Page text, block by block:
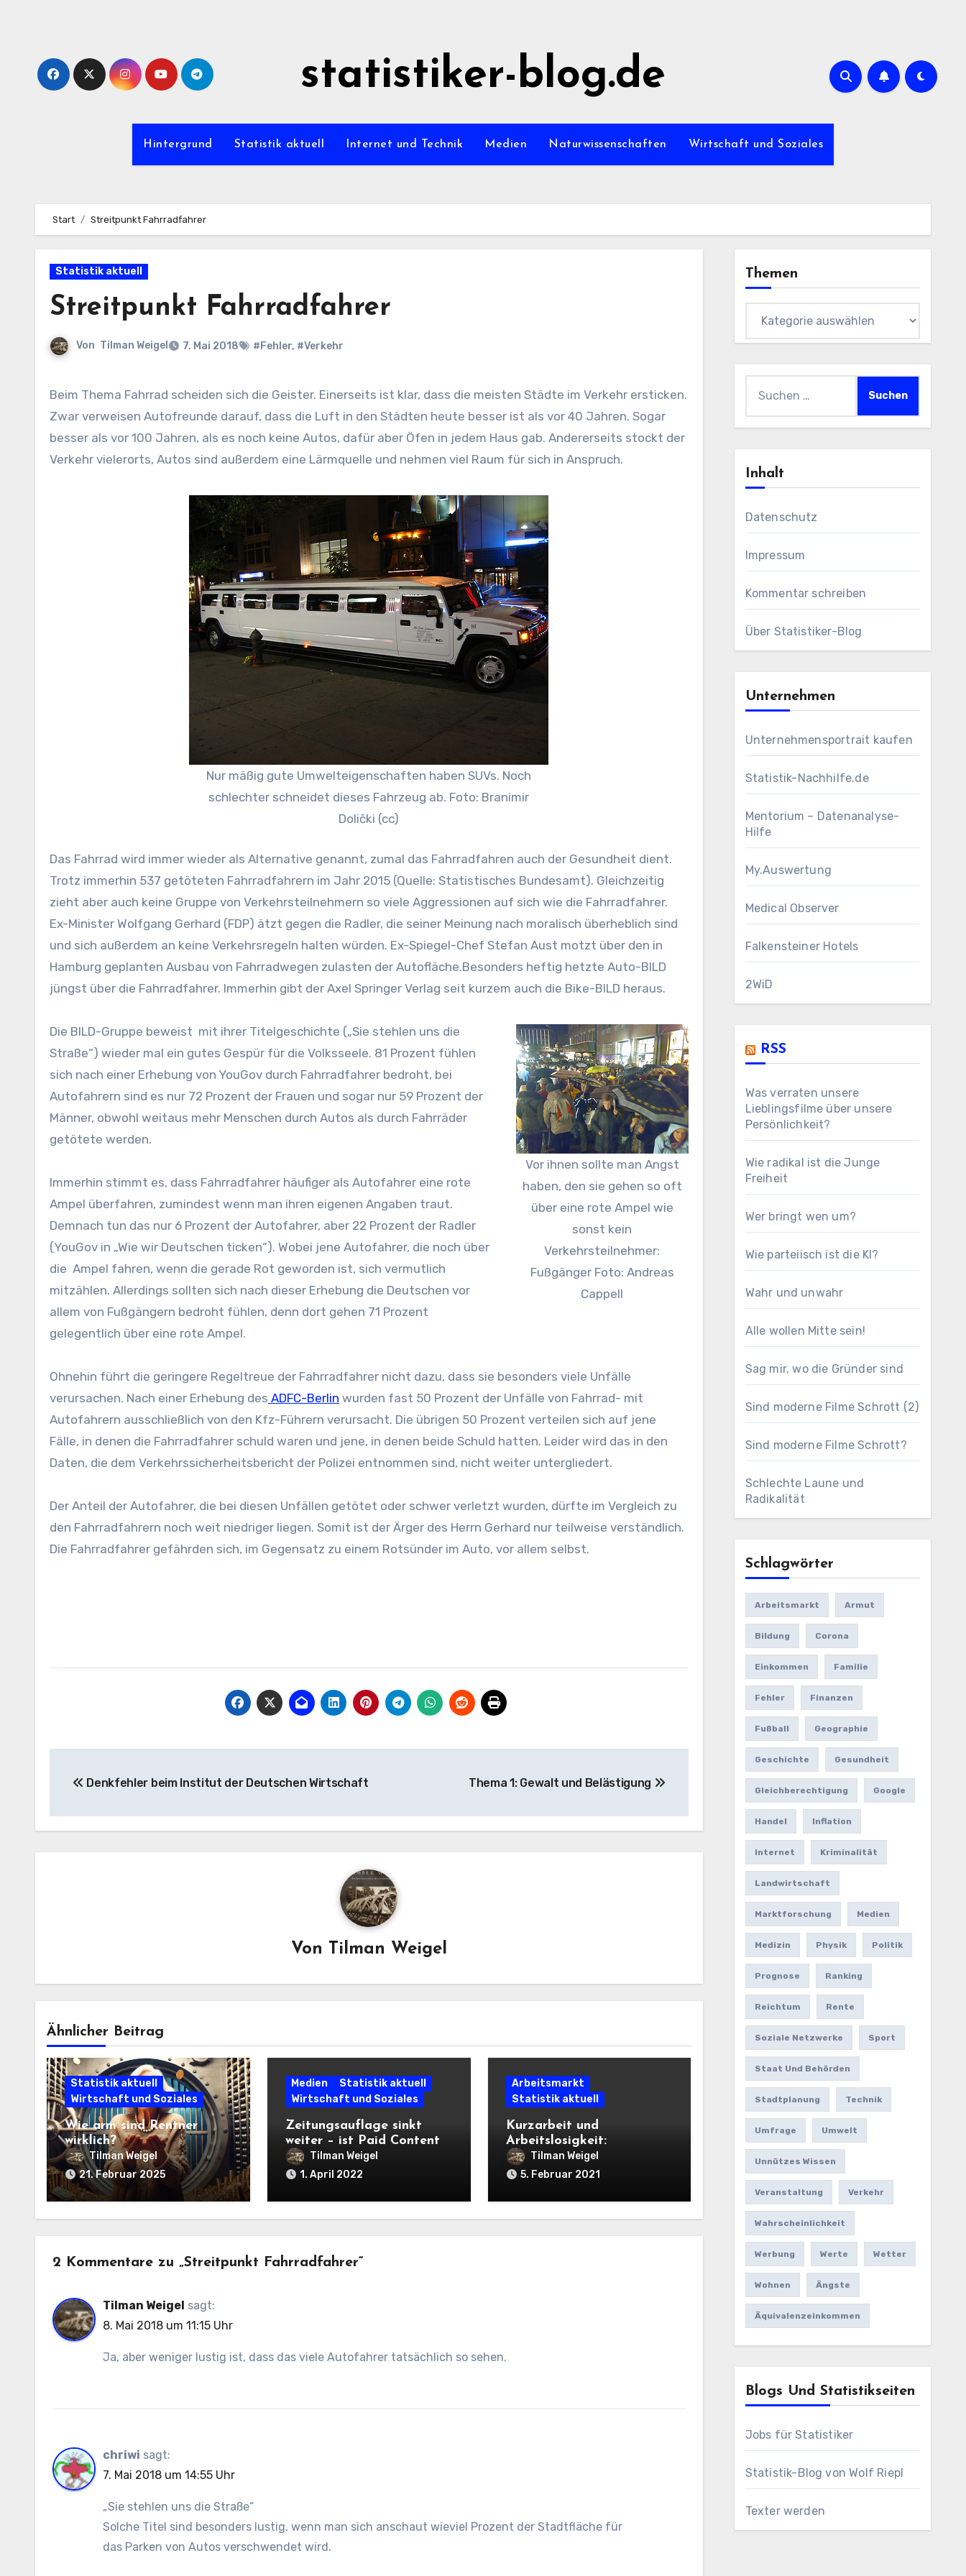
statistiker-blog.de
Hintergrund Statistik aktuell Internet und Technik Medien Naturwissenschaften Wirtschaft und Soziales
Start Streitpunkt Fahrradfahrer
Statistik aktuell
Streitpunkt Fahrradfahrer
Von Tilman Weigel 7. Mai 2018 #Fehler, #Verkehr
Beim Thema Fahrrad scheiden sich die Geister. Einerseits ist klar, dass die meisten Städte im Verkehr ersticken.
Zwar verweisen Autofreunde darauf, dass die Luft in den Städten heute besser ist als vor 40 Jahren. Sogar
besser als vor 100 Jahren, als es noch keine Autos, dafür aber Öfen in jedem Haus gab. Andererseits stockt der
Verkehr vielerorts, Autos sind außerdem eine Lärmquelle und nehmen viel Raum für sich in Anspruch.
Nur mäßig gute Umwelteigenschaften haben SUVs. Noch
schlechter schneidet dieses Fahrzeug ab. Foto: Branimir
Dolički (cc)
Das Fahrrad wird immer wieder als Alternative genannt, zumal das Fahrradfahren auch der Gesundheit dient.
Trotz immerhin 537 getöteten Fahrradfahrern im Jahr 2015 (Quelle: Statistisches Bundesamt). Gleichzeitig
zieht aber auch keine Gruppe von Verkehrsteilnehmern so viele Aggressionen auf sich wie die Fahrradfahrer.
Ex-Minister Wolfgang Gerhard (FDP) ätzt gegen die Radler, die seiner Meinung nach moralisch überheblich sind
und sich außerdem an keine Verkehrsregeln halten würden. Ex-Spiegel-Chef Stefan Aust motzt über den in
Hamburg geplanten Ausbau von Fahrradwegen zulasten der Autofläche.Besonders heftig hetzte Auto-BILD
jüngst über die Fahrradfahrer. Immerhin gibt der Axel Springer Verlag seit kurzem auch die Bike-BILD heraus.
Vor ihnen sollte man Angst
haben, den sie gehen so oft
über eine rote Ampel wie
sonst kein
Verkehrsteilnehmer:
Fußgänger Foto: Andreas
Cappell
Die BILD-Gruppe beweist mit ihrer Titelgeschichte („Sie stehlen uns die
Straße“) wieder mal ein gutes Gespür für die Volksseele. 81 Prozent fühlen
sich nach einer Erhebung von YouGov durch Fahrradfahrer bedroht, bei
Autofahrern sind es nur 72 Prozent der Frauen und sogar nur 59 Prozent der
Männer, obwohl weitaus mehr Menschen durch Autos als durch Fahrräder
getötete werden.
Immerhin stimmt es, dass Fahrradfahrer häufiger als Autofahrer eine rote
Ampel überfahren, zumindest wenn man ihren eigenen Angaben traut.
Demnach tun das nur 6 Prozent der Autofahrer, aber 22 Prozent der Radler
(YouGov in „Wie wir Deutschen ticken“). Wobei jene Autofahrer, die noch über
die Ampel fahren, wenn die gerade Rot geworden ist, sich vermutlich
mitzählen. Allerdings sollten sich nach dieser Erhebung die Deutschen vor
allem von Fußgängern bedroht fühlen, denn dort gehen 71 Prozent
gelegentlich über eine rote Ampel.
Ohnehin führt die geringere Regeltreue der Fahrradfahrer nicht dazu, dass sie besonders viele Unfälle
verursachen. Nach einer Erhebung des ADFC-Berlin wurden fast 50 Prozent der Unfälle von Fahrrad- mit
Autofahrern ausschließlich von den Kfz-Führern verursacht. Die übrigen 50 Prozent verteilen sich auf jene
Fälle, in denen die Fahrradfahrer schuld waren und jene, in denen beide Schuld hatten. Leider wird das in den
Daten, die dem Verkehrssicherheitsbericht der Polizei entnommen sind, nicht weiter untergliedert.
Der Anteil der Autofahrer, die bei diesen Unfällen getötet oder schwer verletzt wurden, dürfte im Vergleich zu
den Fahrradfahrern noch weit niedriger liegen. Somit ist der Ärger des Herrn Gerhard nur teilweise verständlich.
Die Fahrradfahrer gefährden sich, im Gegensatz zu einem Rotsünder im Auto, vor allem selbst.
Denkfehler beim Institut der Deutschen Wirtschaft Thema 1: Gewalt und Belästigung
Von Tilman Weigel
Ähnlicher Beitrag
Statistik aktuell
Wirtschaft und Soziales
Wie arm sind Rentner
wirklich?
Tilman Weigel
21. Februar 2025
Medien
Statistik aktuell
Wirtschaft und Soziales
Zeitungsauflage sinkt
weiter – ist Paid Content
die Rettung?
Tilman Weigel
1. April 2022
Arbeitsmarkt
Statistik aktuell
Kurzarbeit und
Arbeitslosigkeit:
Unterbeschäftigung
richtig berechnen
Tilman Weigel
5. Februar 2021
2 Kommentare zu „Streitpunkt Fahrradfahrer“
Tilman Weigel sagt:
8. Mai 2018 um 11:15 Uhr
Ja, aber weniger lustig ist, dass das viele Autofahrer tatsächlich so sehen.
chriwi sagt:
7. Mai 2018 um 14:55 Uhr
„Sie stehlen uns die Straße“
Solche Titel sind besonders lustig, wenn man sich anschaut wieviel Prozent der Stadtfläche für
das Parken von Autos verschwendet wird.
Themen
nach:
Inhalt
Datenschutz
Impressum
Kommentar schreiben
Über Statistiker-Blog
Unternehmen
Unternehmensportrait kaufen
Statistik-Nachhilfe.de
Mentorium – Datenanalyse-
Hilfe
My.Auswertung
Medical Observer
Falkensteiner Hotels
2WiD
RSS
Was verraten unsere
Lieblingsfilme über unsere
Persönlichkeit?
Wie radikal ist die Junge
Freiheit
Wer bringt wen um?
Wie parteiisch ist die KI?
Wahr und unwahr
Alle wollen Mitte sein!
Sag mir, wo die Gründer sind
Sind moderne Filme Schrott (2)
Sind moderne Filme Schrott?
Schlechte Laune und
Radikalität
Schlagwörter
Arbeitsmarkt Armut
Bildung Corona
Einkommen Familie
Fehler Finanzen
Fußball Geographie
Geschichte Gesundheit
Gleichberechtigung Google
Handel Inflation
Internet Kriminalität
Landwirtschaft
Marktforschung Medien
Medizin Physik Politik
Prognose Ranking
Reichtum Rente
Soziale Netzwerke Sport
Staat Und Behörden
Stadtplanung Technik
Umfrage Umwelt
Unnützes Wissen
Veranstaltung Verkehr
Wahrscheinlichkeit
Werbung Werte Wetter
Wohnen Ängste
Äquivalenzeinkommen
Blogs Und Statistikseiten
Jobs für Statistiker
Statistik-Blog von Wolf Riepl
Texter werden